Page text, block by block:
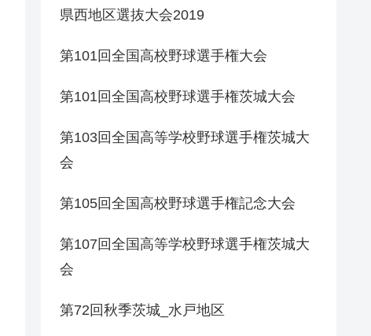
県西地区選抜大会2019
第101回全国高校野球選手権大会
第101回全国高校野球選手権茨城大会
第103回全国高等学校野球選手権茨城大
会
第105回全国高校野球選手権記念大会
第107回全国高等学校野球選手権茨城大
会
第72回秋季茨城_水戸地区